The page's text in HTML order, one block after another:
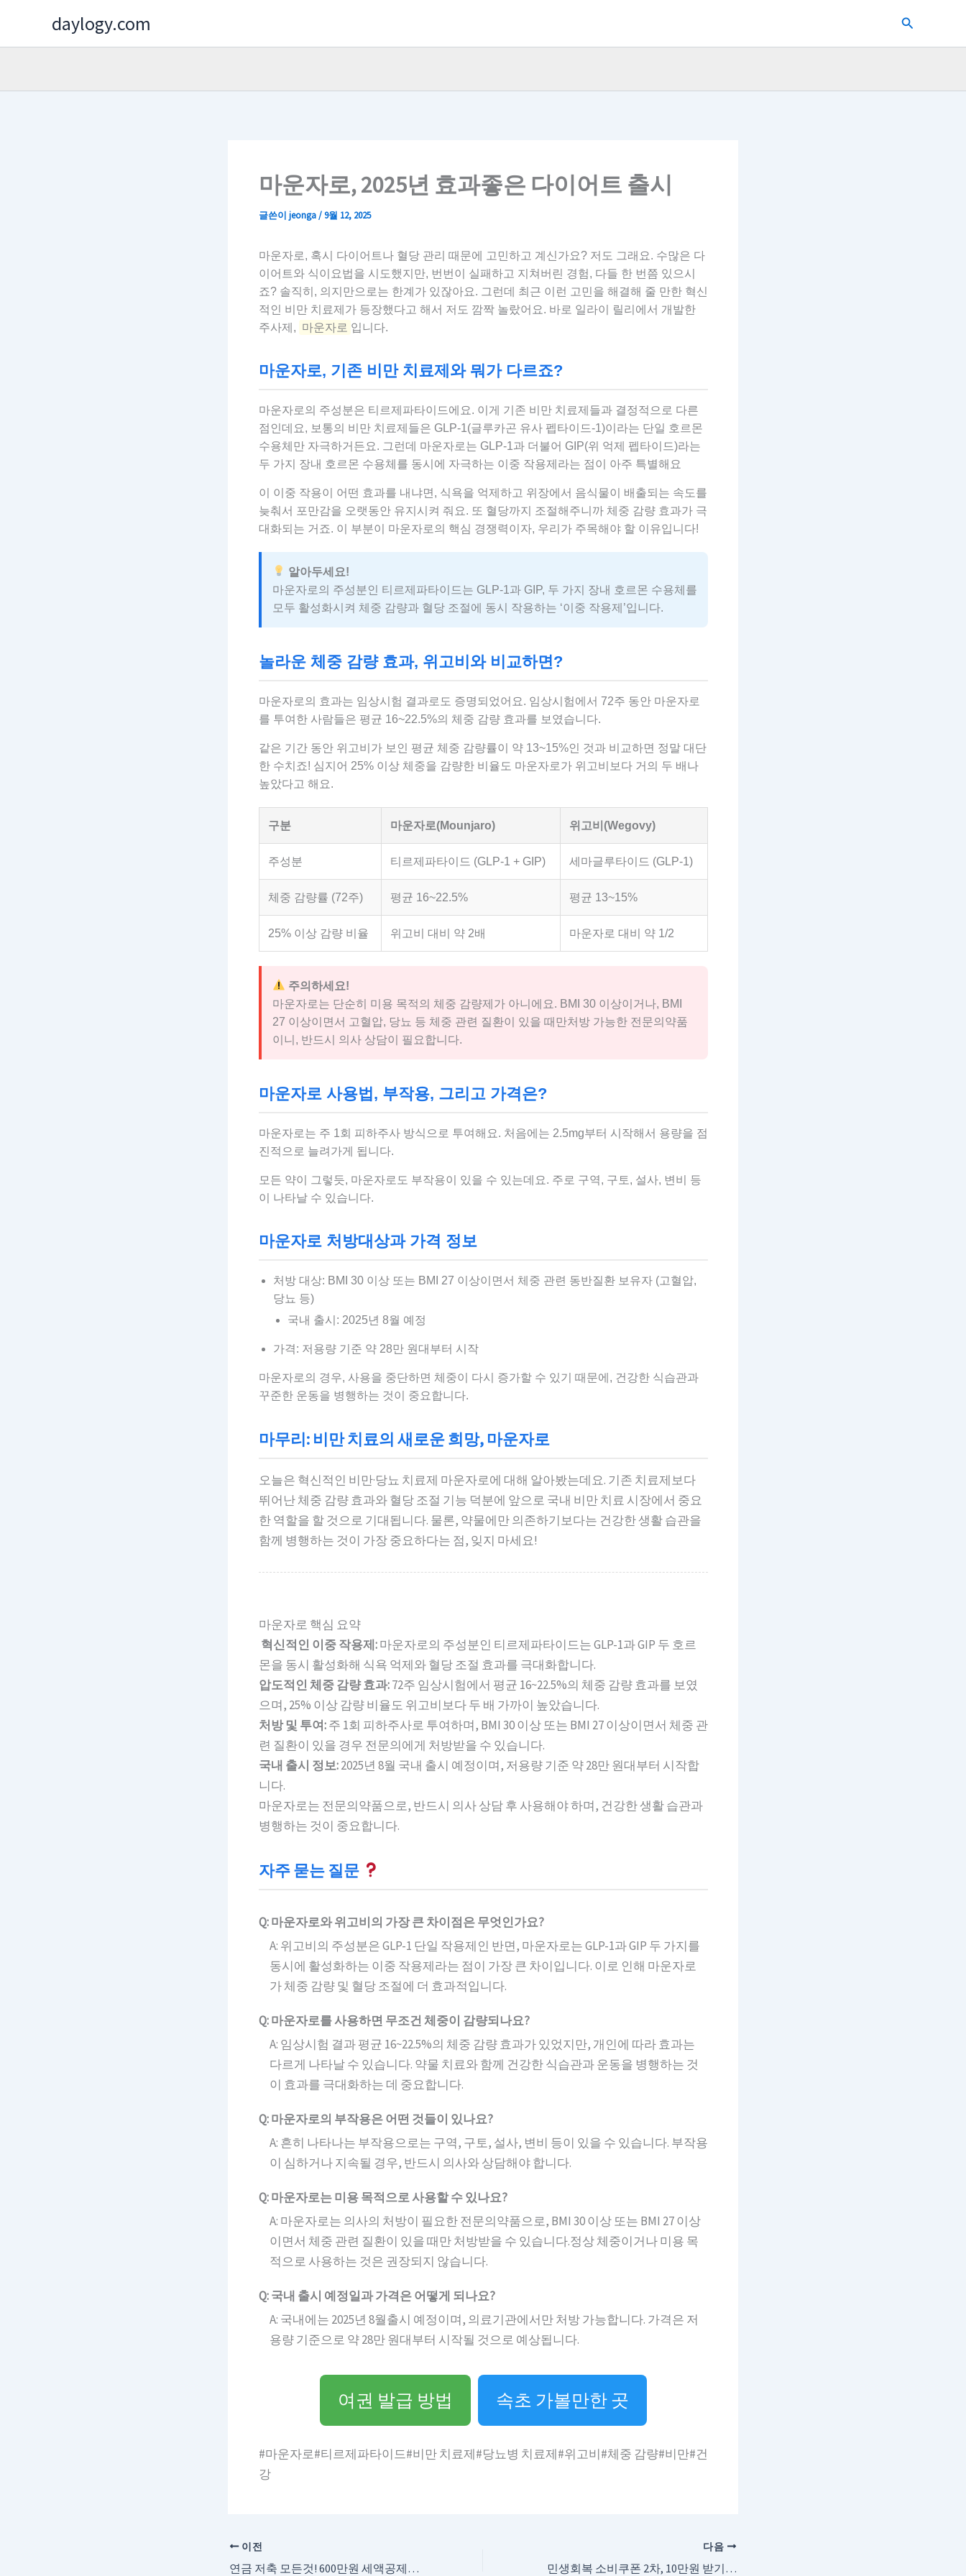
츠
건
daylogy.com
검
마운자로, 2025년 효과좋은 다이어트 출시
글쓴이 jeonga/9월 12, 2025
마운자로, 혹시 다이어트나 혈당 관리 때문에 고민하고 계신가요? 저도 그래요. 수많은 다
이어트와 식이요법을 시도했지만, 번번이 실패하고 지쳐버린 경험, 다들 한 번쯤 있으시
죠? 솔직히, 의지만으로는 한계가 있잖아요. 그런데 최근 이런 고민을 해결해 줄 만한 혁신
적인 비만 치료제가 등장했다고 해서 저도 깜짝 놀랐어요. 바로 일라이 릴리에서 개발한
주사제, 마운자로 입니다.
마운자로, 기존 비만 치료제와 뭐가 다르죠?
마운자로의 주성분은 티르제파타이드에요. 이게 기존 비만 치료제들과 결정적으로 다른
점인데요, 보통의 비만 치료제들은 GLP-1(글루카곤 유사 펩타이드-1)이라는 단일 호르몬
수용체만 자극하거든요. 그런데 마운자로는 GLP-1과 더불어 GIP(위 억제 펩타이드)라는
두 가지 장내 호르몬 수용체를 동시에 자극하는 이중 작용제라는 점이 아주 특별해요
이 이중 작용이 어떤 효과를 내냐면, 식욕을 억제하고 위장에서 음식물이 배출되는 속도를
늦춰서 포만감을 오랫동안 유지시켜 줘요. 또 혈당까지 조절해주니까 체중 감량 효과가 극
대화되는 거죠. 이 부분이 마운자로의 핵심 경쟁력이자, 우리가 주목해야 할 이유입니다!
알아두세요!
마운자로의 주성분인 티르제파타이드는 GLP-1과 GIP, 두 가지 장내 호르몬 수용체를
모두 활성화시켜 체중 감량과 혈당 조절에 동시 작용하는 ‘이중 작용제’입니다.
놀라운 체중 감량 효과, 위고비와 비교하면?
마운자로의 효과는 임상시험 결과로도 증명되었어요. 임상시험에서 72주 동안 마운자로
를 투여한 사람들은 평균 16~22.5%의 체중 감량 효과를 보였습니다.
같은 기간 동안 위고비가 보인 평균 체중 감량률이 약 13~15%인 것과 비교하면 정말 대단
한 수치죠! 심지어 25% 이상 체중을 감량한 비율도 마운자로가 위고비보다 거의 두 배나
높았다고 해요.
구분 마운자로(Mounjaro) 위고비(Wegovy)
주성분 티르제파타이드 (GLP-1 + GIP) 세마글루타이드 (GLP-1)
체중 감량률 (72주) 평균 16~22.5% 평균 13~15%
25% 이상 감량 비율 위고비 대비 약 2배 마운자로 대비 약 1/2
주의하세요!
마운자로는 단순히 미용 목적의 체중 감량제가 아니에요. BMI 30 이상이거나, BMI
27 이상이면서 고혈압, 당뇨 등 체중 관련 질환이 있을 때만처방 가능한 전문의약품
이니, 반드시 의사 상담이 필요합니다.
마운자로 사용법, 부작용, 그리고 가격은?
마운자로는 주 1회 피하주사 방식으로 투여해요. 처음에는 2.5mg부터 시작해서 용량을 점
진적으로 늘려가게 됩니다.
모든 약이 그렇듯, 마운자로도 부작용이 있을 수 있는데요. 주로 구역, 구토, 설사, 변비 등
이 나타날 수 있습니다.
마운자로 처방대상과 가격 정보
처방 대상: BMI 30 이상 또는 BMI 27 이상이면서 체중 관련 동반질환 보유자 (고혈압,
당뇨 등)
국내 출시: 2025년 8월 예정
가격: 저용량 기준 약 28만 원대부터 시작
마운자로의 경우, 사용을 중단하면 체중이 다시 증가할 수 있기 때문에, 건강한 식습관과
꾸준한 운동을 병행하는 것이 중요합니다.
마무리: 비만 치료의 새로운 희망, 마운자로
오늘은 혁신적인 비만·당뇨 치료제 마운자로에 대해 알아봤는데요. 기존 치료제보다
뛰어난 체중 감량 효과와 혈당 조절 기능 덕분에 앞으로 국내 비만 치료 시장에서 중요
한 역할을 할 것으로 기대됩니다. 물론, 약물에만 의존하기보다는 건강한 생활 습관을
함께 병행하는 것이 가장 중요하다는 점, 잊지 마세요!
마운자로 핵심 요약
혁신적인 이중 작용제:마운자로의 주성분인 티르제파타이드는 GLP-1과 GIP 두 호르
몬을 동시 활성화해 식욕 억제와 혈당 조절 효과를 극대화합니다.
압도적인 체중 감량 효과:72주 임상시험에서 평균 16~22.5%의 체중 감량 효과를 보였
으며, 25% 이상 감량 비율도 위고비보다 두 배 가까이 높았습니다.
처방 및 투여:주 1회 피하주사로 투여하며, BMI 30 이상 또는 BMI 27 이상이면서 체중 관
련 질환이 있을 경우 전문의에게 처방받을 수 있습니다.
국내 출시 정보:2025년 8월 국내 출시 예정이며, 저용량 기준 약 28만 원대부터 시작합
니다.
마운자로는 전문의약품으로, 반드시 의사 상담 후 사용해야 하며, 건강한 생활 습관과
병행하는 것이 중요합니다.
자주 묻는 질문
Q: 마운자로와 위고비의 가장 큰 차이점은 무엇인가요?
A: 위고비의 주성분은 GLP-1 단일 작용제인 반면, 마운자로는 GLP-1과 GIP 두 가지를
동시에 활성화하는 이중 작용제라는 점이 가장 큰 차이입니다. 이로 인해 마운자로
가 체중 감량 및 혈당 조절에 더 효과적입니다.
Q: 마운자로를 사용하면 무조건 체중이 감량되나요?
A: 임상시험 결과 평균 16~22.5%의 체중 감량 효과가 있었지만, 개인에 따라 효과는
다르게 나타날 수 있습니다. 약물 치료와 함께 건강한 식습관과 운동을 병행하는 것
이 효과를 극대화하는 데 중요합니다.
Q: 마운자로의 부작용은 어떤 것들이 있나요?
A: 흔히 나타나는 부작용으로는 구역, 구토, 설사, 변비 등이 있을 수 있습니다. 부작용
이 심하거나 지속될 경우, 반드시 의사와 상담해야 합니다.
Q: 마운자로는 미용 목적으로 사용할 수 있나요?
A: 마운자로는 의사의 처방이 필요한 전문의약품으로, BMI 30 이상 또는 BMI 27 이상
이면서 체중 관련 질환이 있을 때만 처방받을 수 있습니다.정상 체중이거나 미용 목
적으로 사용하는 것은 권장되지 않습니다.
Q: 국내 출시 예정일과 가격은 어떻게 되나요?
A: 국내에는 2025년 8월출시 예정이며, 의료기관에서만 처방 가능합니다. 가격은 저
용량 기준으로 약 28만 원대부터 시작될 것으로 예상됩니다.
여권 발급 방법 속초 가볼만한 곳
#마운자로#티르제파타이드#비만 치료제#당뇨병 치료제#위고비#체중 감량#비만#건
강
이전
연금 저축 모든것! 600만원 세액공제, 노후는 이걸로 끝!
다음
민생회복 소비쿠폰 2차, 10만원 받기 전 꼭 알아야 할 기준